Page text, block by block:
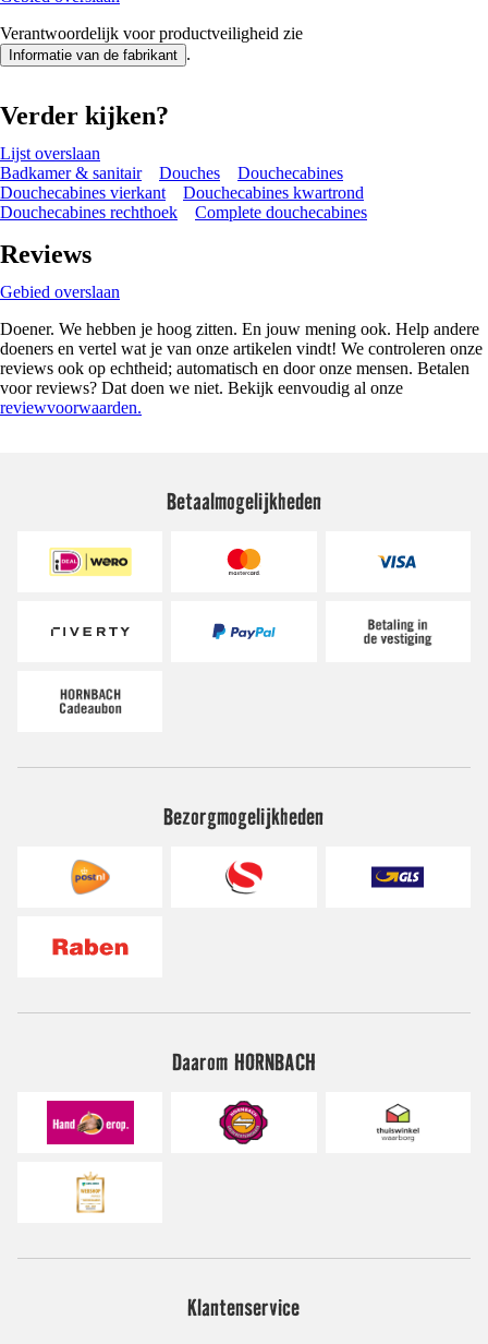
Verantwoordelijk voor productveiligheid zie
Informatie van de fabrikant .
Verder kijken?
Lijst overslaan
Badkamer & sanitair
Douches
Douchecabines
Douchecabines vierkant
Douchecabines kwartrond
Douchecabines rechthoek
Complete douchecabines
Reviews
Gebied overslaan
Doener. We hebben je hoog zitten. En jouw mening ook. Help andere
doeners en vertel wat je van onze artikelen vindt! We controleren onze
reviews ook op echtheid; automatisch en door onze mensen. Betalen
voor reviews? Dat doen we niet. Bekijk eenvoudig al onze
reviewvoorwaarden.
Betaalmogelijkheden
Bezorgmogelijkheden
Daarom HORNBACH
Klantenservice